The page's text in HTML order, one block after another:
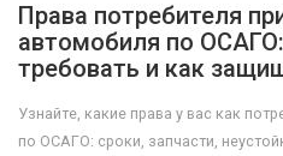
Права потребителя
автомобиля по
требовать и как
Узнайте, какие права у вас как
по ОСАГО: сроки, запчасти,